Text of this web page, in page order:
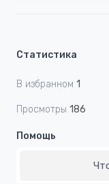
Статистика
В избранном 1
Просмотры 186
Помощь